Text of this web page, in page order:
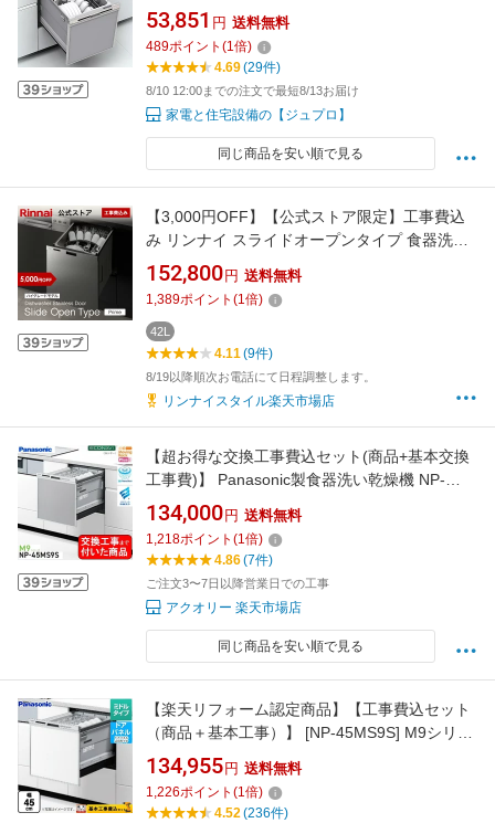
5人分(40点) 幅45cm シルバー 【送料無料】
53,851 円 送料無料
489ポイント (1倍)
4.69(29件)
8/10 12:00までの注文で最短8/13お届け
家電と住宅設備の【ジュプロ】
同じ商品を安い順で見る
【3,000円OFF】【公式ストア限定】工事費込
み リンナイ スライドオープンタイプ 食器洗い
乾燥機 ステンレスドア Prime(プライム) 通常モ
デル ビルトイン 食洗機 幅45cm 送料無料
152,800 円 送料無料
1,389ポイント (1倍)
42L
4.11(9件)
8/19以降順次お電話にて日程調整します。
リンナイスタイル楽天市場店
【超お得な交換工事費込セット(商品+基本交換
工事費)】 Panasonic製食器洗い乾燥機 NP-
45MS9S ミドルタイプ 関東地方限定(別途出張
費が必要な地域もございます)
134,000 円 送料無料
1,218ポイント (1倍)
4.86(7件)
ご注文3〜7日以降営業日での工事
アクオリー 楽天市場店
同じ商品を安い順で見る
【楽天リフォーム認定商品】【工事費込セット
（商品＋基本工事）】 [NP-45MS9S] M9シリー
ズ パナソニック 食器洗い乾燥機 ドアパネル型
ミドルタイプ シルバー 【クーポン有
★2026/8/17迄】
134,955 円 送料無料
1,226ポイント (1倍)
4.52(236件)